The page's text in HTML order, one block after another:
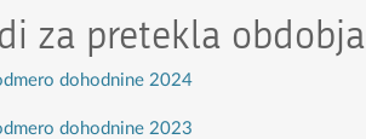
za pretekla obdobja
dohodnine 2024
dohodnine 2023